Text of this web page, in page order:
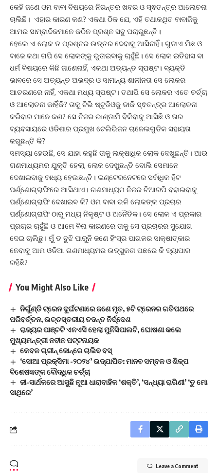
କେହି ଜଣେ ଓମ ବାବା ବିଷୟରେ ନିରନ୍ତର ଖବର ଓ ସ୍ଵତନ୍ତ୍ର ଆଲୋଚନା
ଚାଲିଛି। ଏହାର କାରଣ କଣ? ଏକଥା ଠିକ ଯେ, ଏହି ତଥାକଥିତ ବାବାଜିକୁ
ଆମର ସାମ୍ବାଦିକମାନେ କଠିନ ପ୍ରଶ୍ନ ସବୁ ପଚାରୁଛନ୍ତି।
ହେଲେ ଏ ଲୋକ ତ ପ୍ରଶ୍ନର ଉତ୍ତର ଦେବାକୁ ଆସିନାହିଁ। ଗୁଡାଏ ମିଛ ଓ
ବାଜେ କଥା ଗପି ସେ ଲୋକଙ୍କୁ ଭୁତାଇବାକୁ ଚାହୁଁଛି। ସେ ଲୋକ ଇତିହାସ ବା
ଧର୍ମ ବିଷୟରେ କିଛି ଜାଣେନାହିଁ, ଏକଥା ଅତ୍ୟନ୍ତ ସ୍ପଷ୍ଟ। ବ୍ୟକ୍ତି
ଭାବରେ ସେ ଅତ୍ୟନ୍ତ ଅଭଦ୍ର ଓ ସାମାନ୍ୟ ଶାଳୀନତା ସେ ଲୋକର
ଆଚରଣରେ ନାହିଁ, ଏକଥା ମଧ୍ୟ ସ୍ପଷ୍ଟ। ତଥାପି ସେ ଲୋକର ଏତେ ଚର୍ଚ୍ଚା
ଓ ଆଲୋଚନା କାହିଁକି? ତାକୁ ଟିଭି ଷ୍ଟୂଡିଓକୁ ଡାକି ସ୍ଵତନ୍ତ୍ର ଆଲୋଚନା
କରିବାର ମାନେ କଣ? ସେ ନିଜର ଭାଣ୍ଡାମି ବିକିବାକୁ ଆସିଛି ଓ ତାର
ବ୍ୟବସାୟରେ ଓଡିଶାର ପ୍ରମୁଖ ଟେଲିଭିଜନ ଚାନେଲଗୁଡିକ ସହାୟତା
କରୁଛନ୍ତି କି?
ସମସ୍ୟା ହେଉଛି, ସେ ଯାହା କହୁଛି ତାକୁ ଲକ୍ଷାଧିକ ଲୋକ ଦେଖୁଛନ୍ତି। ଆଉ
ଗଣମାଧ୍ୟମର ଯୁକ୍ତି ହେଲା, ଲୋକ ଦେଖୁଛନ୍ତି ବୋଲି ସେମାନେ
ଦେଖାଇବାକୁ ବାଧ୍ୟ ହେଉଛନ୍ତି। ଇଣ୍ଟେରନେଟରେ ସର୍ବାଧିକ ହିଟ
ପର୍ଣ୍ଣୋଗ୍ରାଫିରେ ଆସିଥାଏ। ଗଣମାଧ୍ୟମ ନିଜର ଟିଆରପି ବଢାଇବାକୁ
ପର୍ଣ୍ଣୋଗ୍ରାଫି ଦେଖାଇବ କି? ଓମ ବାବା ଭଳି ଲୋକଙ୍କ ପ୍ରଚାର
ପର୍ଣ୍ଣୋଗ୍ରାଫି ଠାରୁ ମଧ୍ୟ ନିକୃଷ୍ଟ ଓ ଅନୈତିକ। ସେ ଲୋକ ଏ ପ୍ରକାର
ପ୍ରଚାର ଚାହୁଁଛି ଓ ଆମେ ବିନା କାରଣରେ ତାକୁ ସେ ପ୍ରଚାରର ସୁଯୋଗ
ଦେଇ ଚାଲିଛୁ। ମୁଁ ତ ବୁଝି ପାରୁନି ଜଣେ ହିଂସ୍ର ପାଗଳର ସାକ୍ଷାତ୍କାର
ନେବାକୁ ଆମ ଓଡିଆ ଗଣମାଧ୍ୟମର ଉତ୍ସୁକତା ପଛରେ କି ବ୍ୟାପାର
ରହିଛି?
You Might Also Like
ନିର୍ଗୁଣ୍ଡି ଟ୍ରେନ ଦୁର୍ଘଟଣାରେ ଜଣେ ମୃତ, ୫ଟି ଟ୍ରେନର ଗତିପଥରେ
ପରିବର୍ତ୍ତନ, ଉଚ୍ଚସ୍ତରୀୟ ତଦନ୍ତ ନିର୍ଦ୍ଦେଶ
ରାଜ୍ୟର ପାଞ୍ଚଟି ଏନଏସି ହେଲା ମୁନିସିପାଲଟି, ଘୋଷଣା କଲେ
ମୁଖ୍ୟମନ୍ତ୍ରୀ ନବୀନ ପଟ୍ଟନାୟକ
କେବଳ ଗ୍ରୀନ୍‌ ଜୋନ୍‌ରେ ଚାଲିବ ବସ୍‌
‘ସୋଆ ପ୍ରକ୍ସିମା -୨୦୨୪’ ଉଦ୍‌ଯାପିତ: ମାନବ ସମ୍ବଳ ଓ ଶିଳ୍ପ
ବିଶେଷଜ୍ଞଙ୍କ ବୌଦ୍ଧିକ ଚର୍ଚ୍ଚା
ଜୀ-ସାର୍ଥକରେ ଆସୁଛି ନୂଆ ଧାରାବାହିକ ‘ଶକ୍ତି’, ‘ସନ୍ଧ୍ୟା ରାଗିଣୀ’ ‘ତୁ ମୋ
ସାଥିରେ’
Leave a Comment